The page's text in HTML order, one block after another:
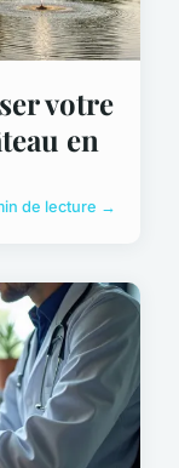
votre
en
de lecture →